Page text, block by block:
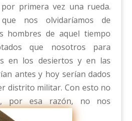
primera vez una rueda.
nos olvidaríamos de
hombres de aquel tiempo
que nosotros para
en los desiertos y en las
antes y hoy serían dados
distrito militar. Con esto no
por esa razón, no nos